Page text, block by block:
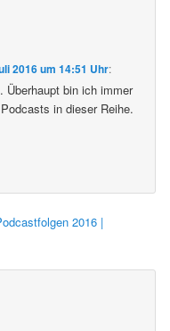
2016 um 14:51 Uhr:
Überhaupt bin ich immer
in dieser Reihe.
2016 |